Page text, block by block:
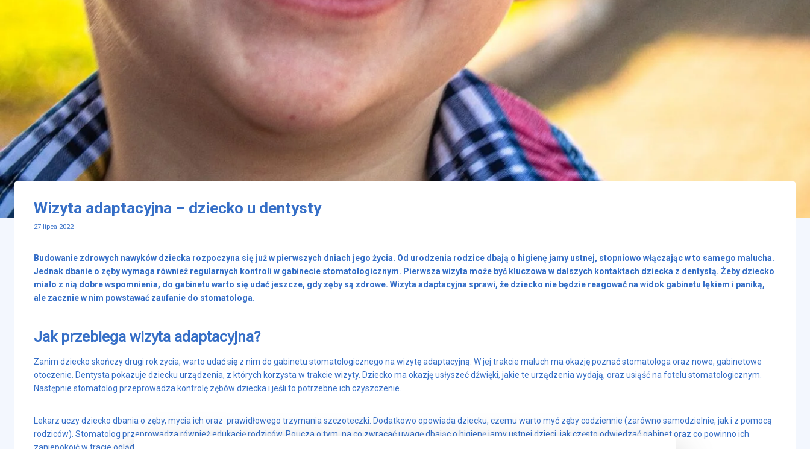
Wizyta adaptacyjna – dziecko u dentysty
27 lipca 2022
Budowanie zdrowych nawyków dziecka rozpoczyna się już w pierwszych dniach jego życia. Od urodzenia rodzice dbają o higienę jamy ustnej, stopniowo włączając w to samego malucha.
Jednak dbanie o zęby wymaga również regularnych kontroli w gabinecie stomatologicznym. Pierwsza wizyta może być kluczowa w dalszych kontaktach dziecka z dentystą. Żeby dziecko
miało z nią dobre wspomnienia, do gabinetu warto się udać jeszcze, gdy zęby są zdrowe. Wizyta adaptacyjna sprawi, że dziecko nie będzie reagować na widok gabinetu lękiem i paniką,
ale zacznie w nim powstawać zaufanie do stomatologa.
Jak przebiega wizyta adaptacyjna?
Zanim dziecko skończy drugi rok życia, warto udać się z nim do gabinetu stomatologicznego na wizytę adaptacyjną. W jej trakcie maluch ma okazję poznać stomatologa oraz nowe, gabinetowe
otoczenie. Dentysta pokazuje dziecku urządzenia, z których korzysta w trakcie wizyty. Dziecko ma okazję usłyszeć dźwięki, jakie te urządzenia wydają, oraz usiąść na fotelu stomatologicznym.
Następnie stomatolog przeprowadza kontrolę zębów dziecka i jeśli to potrzebne ich czyszczenie.
Lekarz uczy dziecko dbania o zęby, mycia ich oraz prawidłowego trzymania szczoteczki. Dodatkowo opowiada dziecku, czemu warto myć zęby codziennie (zarówno samodzielnie, jak i z pomocą
rodziców). Stomatolog przeprowadza również edukację rodziców. Poucza o tym, na co zwracać uwagę dbając o higienę jamy ustnej dzieci, jak często odwiedzać gabinet oraz co powinno ich